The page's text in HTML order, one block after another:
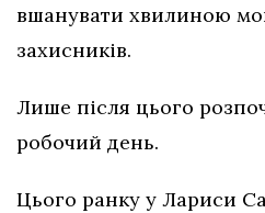
вшанувати хвилиною
захисників.
Лише після цього
робочий день.
Цього ранку у Лариси